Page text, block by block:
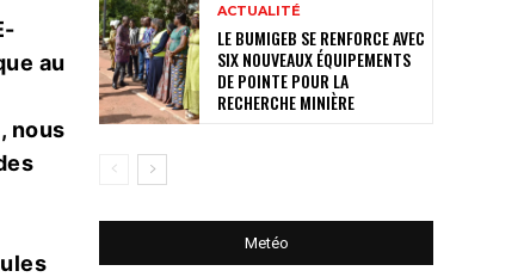
au
nous
ACTUALITÉ
LE BUMIGEB SE RENFORCE AVEC
SIX NOUVEAUX ÉQUIPEMENTS
DE POINTE POUR LA
RECHERCHE MINIÈRE
Metéo